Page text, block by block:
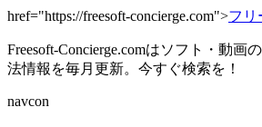
href="https://freesoft-concierge.com">フリ
Freesoft-Concierge.comはソフト・動画
法情報を毎月更新。今すぐ検索を！
navcon